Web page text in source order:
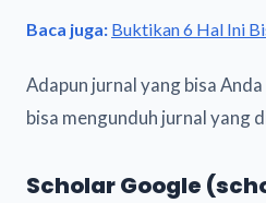
Baca juga: Buktikan 6 Hal Ini
Adapun jurnal yang bisa
bisa mengunduh jurnal yang
Scholar Google